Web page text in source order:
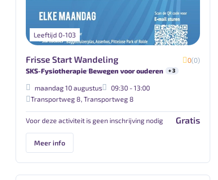
Leeftijd 0-103
Frisse Start Wandeling 0(0)
SKS-Fysiotherapie Bewegen voor ouderen + 3
maandag 10 augustus
09:30 - 13:00
Transportweg 8, Transportweg 8
Voor deze activiteit is geen inschrijving nodig Gratis
Meer info